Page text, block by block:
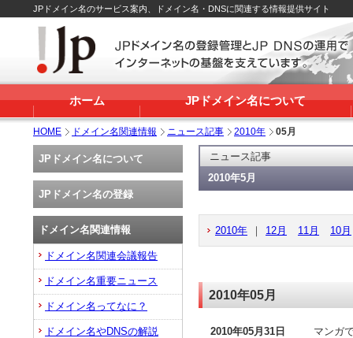
JPドメイン名のサービス案内、ドメイン名・DNSに関連する情報提供サイト
ホーム JPドメイン名について
HOME ドメイン名関連情報 ニュース記事 2010年 05月
ニュース記事
2010年5月
2010年 ｜ 12月 11月 10月
2010年05月
2010年05月31日
マンガ
JPドメイン名について
JPドメイン名の登録
ドメイン名関連情報
ドメイン名関連会議報告
ドメイン名重要ニュース
ドメイン名ってなに？
ドメイン名やDNSの解説